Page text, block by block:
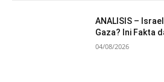
ANALISIS –
Gaza? Ini Fakta
04/08/2026